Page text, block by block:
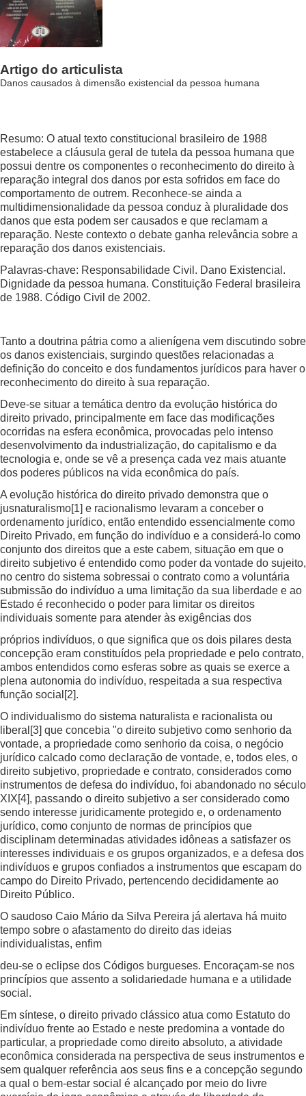
Artigo do articulista
Danos causados à dimensão existencial da pessoa humana
Resumo: O atual texto constitucional brasileiro de 1988
estabelece a cláusula geral de tutela da pessoa humana que
possui dentre os componentes o reconhecimento do direito à
reparação integral dos danos por esta sofridos em face do
comportamento de outrem. Reconhece-se ainda a
multidimensionalidade da pessoa conduz à pluralidade dos
danos que esta podem ser causados e que reclamam a
reparação. Neste contexto o debate ganha relevância sobre a
reparação dos danos existenciais.
Palavras-chave: Responsabilidade Civil. Dano Existencial.
Dignidade da pessoa humana. Constituição Federal brasileira
de 1988. Código Civil de 2002.
Tanto a doutrina pátria como a alienígena vem discutindo sobre
os danos existenciais, surgindo questões relacionadas a
definição do conceito e dos fundamentos jurídicos para haver o
reconhecimento do direito à sua reparação.
Deve-se situar a temática dentro da evolução histórica do
direito privado, principalmente em face das modificações
ocorridas na esfera econômica, provocadas pelo intenso
desenvolvimento da industrialização, do capitalismo e da
tecnologia e, onde se vê a presença cada vez mais atuante
dos poderes públicos na vida econômica do país.
A evolução histórica do direito privado demonstra que o
jusnaturalismo[1] e racionalismo levaram a conceber o
ordenamento jurídico, então entendido essencialmente como
Direito Privado, em função do indivíduo e a considerá-lo como
conjunto dos direitos que a este cabem, situação em que o
direito subjetivo é entendido como poder da vontade do sujeito,
no centro do sistema sobressai o contrato como a voluntária
submissão do indivíduo a uma limitação da sua liberdade e ao
Estado é reconhecido o poder para limitar os direitos
individuais somente para atender às exigências dos
próprios indivíduos, o que significa que os dois pilares desta
concepção eram constituídos pela propriedade e pelo contrato,
ambos entendidos como esferas sobre as quais se exerce a
plena autonomia do indivíduo, respeitada a sua respectiva
função social [2].
O individualismo do sistema naturalista e racionalista ou
liberal [3] que concebia "o direito subjetivo como senhorio da
vontade, a propriedade como senhorio da coisa, o negócio
jurídico calcado como declaração de vontade, e, todos eles, o
direito subjetivo, propriedade e contrato, considerados como
instrumentos de defesa do indivíduo, foi abandonado no século
XIX[4], passando o direito subjetivo a ser considerado como
sendo interesse juridicamente protegido e, o ordenamento
jurídico, como conjunto de normas de princípios que
disciplinam determinadas atividades idôneas a satisfazer os
interesses individuais e os grupos organizados, e a defesa dos
indivíduos e grupos confiados a instrumentos que escapam do
campo do Direito Privado, pertencendo decididamente ao
Direito Público.
O saudoso Caio Mário da Silva Pereira já alertava há muito
tempo sobre o afastamento do direito das ideias
individualistas, enfim
deu-se o eclipse dos Códigos burgueses. Encoraçam-se nos
princípios que assento a solidariedade humana e a utilidade
social.
Em síntese, o direito privado clássico atua como Estatuto do
indivíduo frente ao Estado e neste predomina a vontade do
particular, a propriedade como direito absoluto, a atividade
econômica considerada na perspectiva de seus instrumentos e
sem qualquer referência aos seus fins e a concepção segundo
a qual o bem-estar social é alcançado por meio do livre